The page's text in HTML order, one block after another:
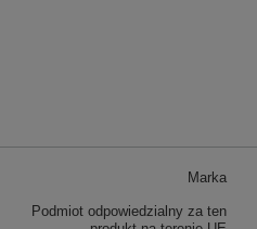
Marka
Podmiot odpowiedzialny za ten